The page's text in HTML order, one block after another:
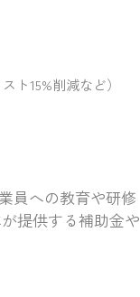
ト15%削減など）
員への教育や研修
提供する補助金や